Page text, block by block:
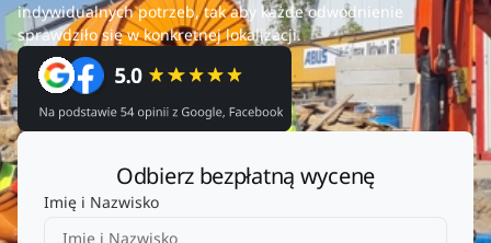
indywidualnych potrzeb, tak aby każde odwodnienie
sprawdziło się w konkretnej lokalizacji.
Odbierz bezpłatną wycenę
Imię i Nazwisko